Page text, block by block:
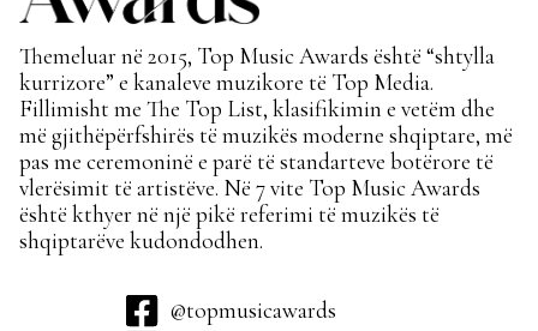
Themeluar në 2015, Top Music Awards është “shtylla
kurrizore” e kanaleve muzikore të Top Media.
Fillimisht me The Top List, klasifikimin e vetëm dhe
më gjithëpërfshirës të muzikës moderne shqiptare, më
pas me ceremoninë e parë të standarteve botërore të
vlerësimit të artistëve. Në 7 vite Top Music Awards
është kthyer në një pikë referimi të muzikës të
shqiptarëve kudondodhen.
@topmusicawards